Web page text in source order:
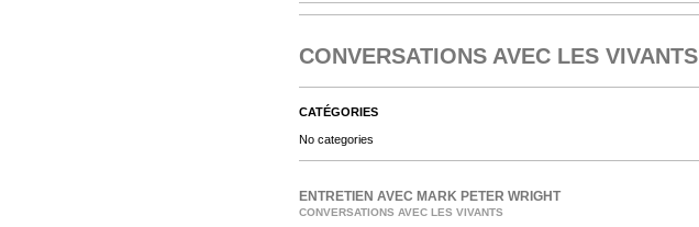
CONVERSATIONS AVEC LES VIVANTS
CATÉGORIES
No categories
ENTRETIEN AVEC MARK PETER WRIGHT
CONVERSATIONS AVEC LES VIVANTS